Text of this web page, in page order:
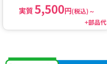
実質5,500円(税込)～
+部品代